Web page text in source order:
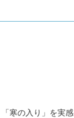
寒の入り」を実感